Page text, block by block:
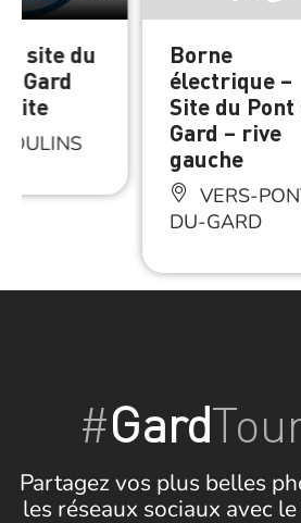
site du
Gard
Borne
électrique –
Site du Pont
Gard – rive
gauche
VERS-
DU-GARD
#Gard
Partagez vos plus belles
les réseaux sociaux avec